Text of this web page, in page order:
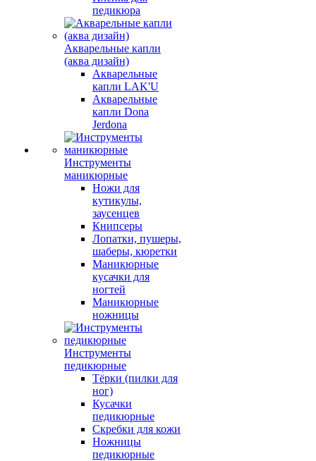
педикюра
Акварельные капли
(аква дизайн)
Акварельные
капли LAK'U
Акварельные
капли Dona
Jerdona
Инструменты
маникюрные
Ножи для
кутикулы,
заусенцев
Книпсеры
Лопатки, пушеры,
шаберы, кюретки
Маникюрные
кусачки для
ногтей
Маникюрные
ножницы
Инструменты
педикюрные
Тёрки (пилки для
ног)
Кусачки
педикюрные
Скребки для кожи
Ножницы
педикюрные